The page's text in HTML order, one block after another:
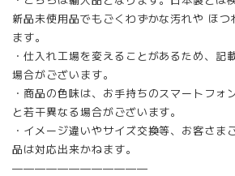
新品未使用品でもごくわずかな汚れや ほ
ます。
・仕入れ工場を変えることがあるため、記
場合がございます。
・商品の色味は、お手持ちのスマートフォ
と若干異なる場合がございます。
・イメージ違いやサイズ交換等、お客さま
品は対応出来かねます。
————————————